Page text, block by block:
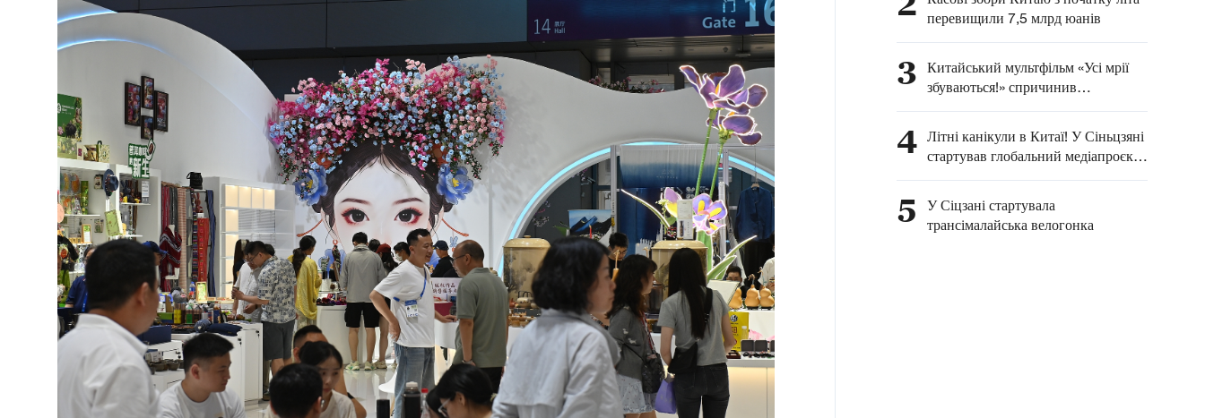
перевищили 7,5 млрд юанів
3 Китайський мультфільм «Усі мрії
збуваються!» спричинив
туристичний бум у провінції
4 Літні канікули в Китаї! У Сіньцзяні
стартував глобальний медіапроєкт
«Зустрінемося у Сіньцзяні цього
блогерів
5
У Сіцзані стартувала
трансімалайська велогонка